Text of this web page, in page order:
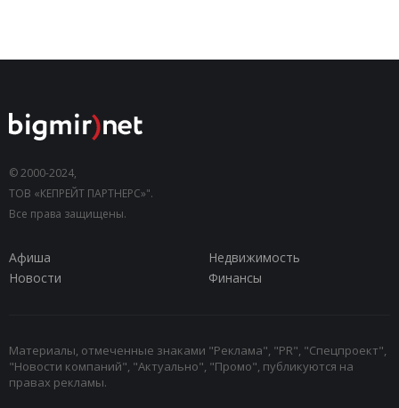
© 2000-2024,
ТОВ «КЕПРЕЙТ ПАРТНЕРС»".
Все права защищены.
Афиша
Недвижимость
Новости
Финансы
Материалы, отмеченные знаками "Реклама", "PR", "Спецпроект",
"Новости компаний", "Актуально", "Промо", публикуются на
правах рекламы.